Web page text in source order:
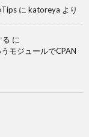
Tips に katoreya より
る に
モジュールでCPAN